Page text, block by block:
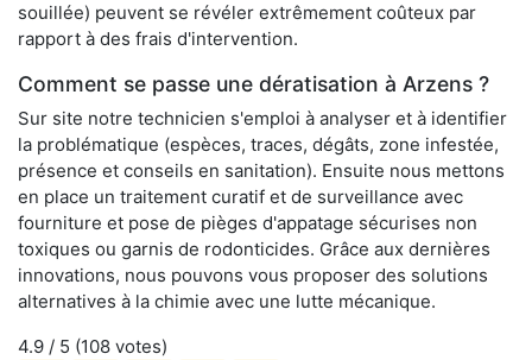
souillée) peuvent se révéler extrêmement coûteux par
rapport à des frais d'intervention.
Comment se passe une dératisation à Arzens ?
Sur site notre technicien s'emploi à analyser et à identifier
la problématique (espèces, traces, dégâts, zone infestée,
présence et conseils en sanitation). Ensuite nous mettons
en place un traitement curatif et de surveillance avec
fourniture et pose de pièges d'appatage sécurises non
toxiques ou garnis de rodonticides. Grâce aux dernières
innovations, nous pouvons vous proposer des solutions
alternatives à la chimie avec une lutte mécanique.
4.9 / 5 (108 votes)